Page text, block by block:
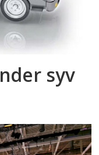
syv